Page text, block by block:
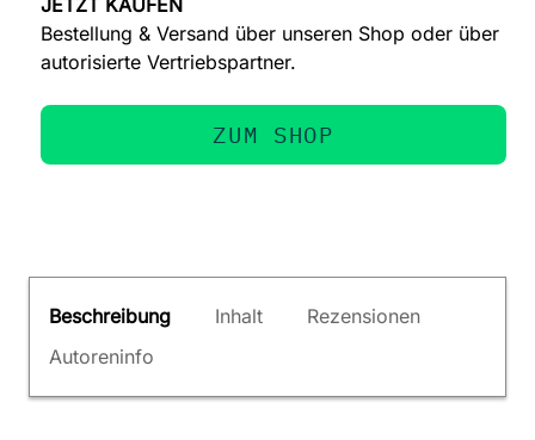
Bestellung & Versand über unseren Shop oder über
autorisierte Vertriebspartner.
ZUM SHOP
Beschreibung Inhalt
Rezensionen
Autoreninfo